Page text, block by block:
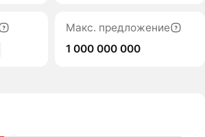
Макс. предложение
1 000 000 000